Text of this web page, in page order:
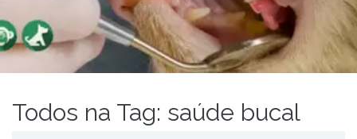
Todos na Tag: saúde bucal